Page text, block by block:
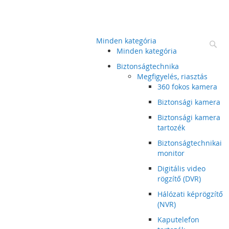
Minden kategória
Minden kategória
Biztonságtechnika
Megfigyelés, riasztás
360 fokos kamera
Biztonsági kamera
Biztonsági kamera
tartozék
Biztonságtechnikai
monitor
Digitális video
rögzítő (DVR)
Hálózati képrögzítő
(NVR)
Kaputelefon